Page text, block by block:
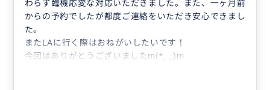
わらず臨機応変な対応いただきました。また、一ヶ月前
からの予約でしたが都度ご連絡をいただき安心できまし
た。
またLAに行く際はおねがいしたいです！
今回はありがとうございましたm(*_ _)m